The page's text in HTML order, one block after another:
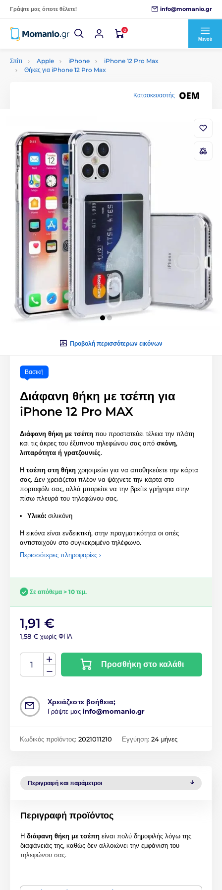
Γράψτε μας όποτε θέλετε! info@momanio.gr
0
Μενού
Σπίτι Apple iPhone
iPhone 12 Pro Max
Θήκες για iPhone 12 Pro Max
Κατασκευαστής
Προβολή περισσότερων εικόνων
Βασική
Διάφανη θήκη με τσέπη για
iPhone 12 Pro MAX
Διάφανη θήκη με τσέπη που προστατεύει τέλεια την πλάτη
και τις άκρες του έξυπνου τηλεφώνου σας από σκόνη,
λιπαρότητα ή γρατζουνιές.
Η τσέπη στη θήκη χρησιμεύει για να αποθηκεύετε την κάρτα
σας. Δεν χρειάζεται πλέον να ψάχνετε την κάρτα στο
πορτοφόλι σας, αλλά μπορείτε να την βρείτε γρήγορα στην
πίσω πλευρά του τηλεφώνου σας.
Υλικό: σιλικόνη
Η εικόνα είναι ενδεικτική, στην πραγματικότητα οι οπές
αντιστοιχούν στο συγκεκριμένο τηλέφωνο.
Περισσότερες πληροφορίες ›
Σε απόθεμα > 10 τεμ.
1,91 €
1,58 € χωρίς ΦΠΑ
Προσθήκη στο καλάθι
Χρειάζεστε βοήθεια;
Γράψτε μας info@momanio.gr
Κωδικός προϊόντος: 2021011210 Εγγύηση: 24 μήνες
Περιγραφή και παράμετροι
Περιγραφή προϊόντος
Η διάφανη θήκη με τσέπη είναι πολύ δημοφιλής λόγω της
διαφάνειάς της, καθώς δεν αλλοιώνει την εμφάνιση του
τηλεφώνου σας.